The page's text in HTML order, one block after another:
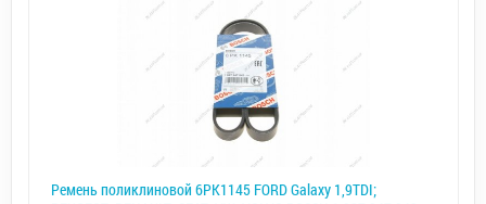
Ремень поликлиновой 6PK1145 FORD Galaxy 1,9TDI;